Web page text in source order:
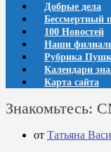
Добрые дела
Бессмертный
100 Новостей
Наши
Рубрика
Календари
Карта сайта
Знакомьтесь:
от Татьяна